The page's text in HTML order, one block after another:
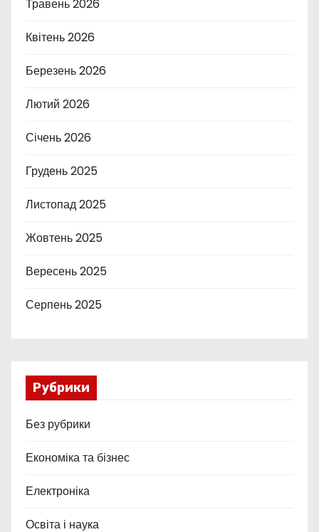
Травень 2026
Квітень 2026
Березень 2026
Лютий 2026
Січень 2026
Грудень 2025
Листопад 2025
Жовтень 2025
Вересень 2025
Серпень 2025
Рубрики
Без рубрики
Економіка та бізнес
Електроніка
Освіта і наука